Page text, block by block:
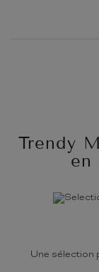
Trendy
en
Une sélection